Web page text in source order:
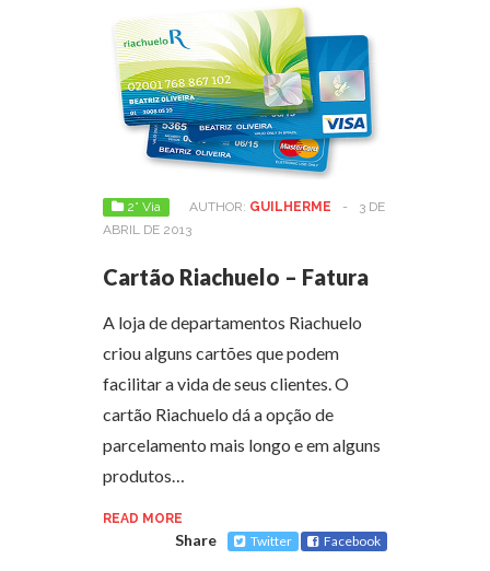
2° Via AUTHOR: GUILHERME -
3 DE
ABRIL DE 2013
Cartão Riachuelo – Fatura
A loja de departamentos Riachuelo
criou alguns cartões que podem
facilitar a vida de seus clientes. O
cartão Riachuelo dá a opção de
parcelamento mais longo e em alguns
produtos…
READ MORE
Share Twitter Facebook